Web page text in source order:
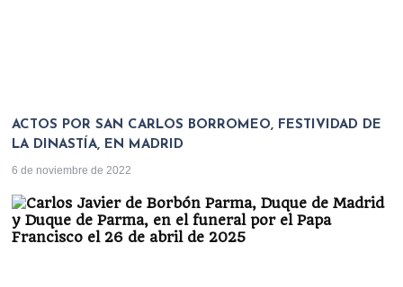
ACTOS POR SAN CARLOS BORROMEO, FESTIVIDAD DE
LA DINASTÍA, EN MADRID
6 de noviembre de 2022